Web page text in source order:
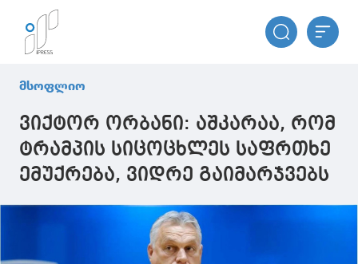
მსოფლიო
ვიქტორ ორბანი: აშკარაა, რომ
ტრამპის სიცოცხლეს საფრთხე
ემუქრება, ვიდრე გაიმარჯვებს